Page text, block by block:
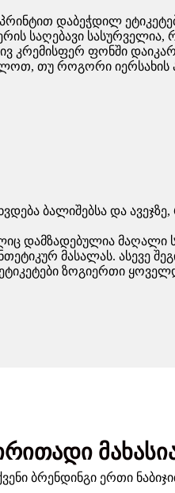
პრინტით დაბეჭდილ
საღებავი სასურველია,
კრემისფერ ფონში
თუ როგორი იერსახის
ბალიშებსა და
დამზადებულია მაღალი
მასალას. ასევე
ზოგიერთი
ბრენდინგი ერთი